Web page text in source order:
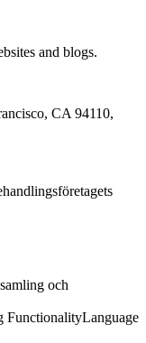
and blogs.
CA 94110,
och
FunctionalityLanguage